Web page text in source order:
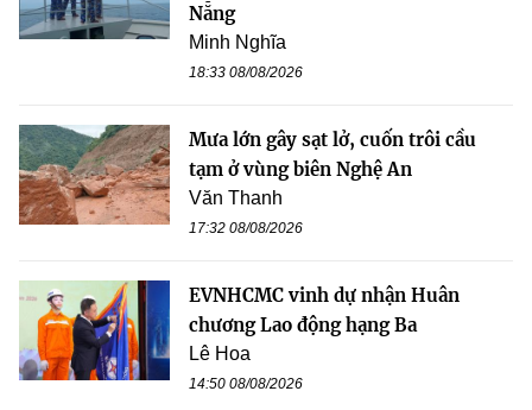
Nẵng
Minh Nghĩa
18:33 08/08/2026
Mưa lớn gây sạt lở, cuốn trôi cầu
tạm ở vùng biên Nghệ An
Văn Thanh
17:32 08/08/2026
EVNHCMC vinh dự nhận Huân
chương Lao động hạng Ba
Lê Hoa
14:50 08/08/2026